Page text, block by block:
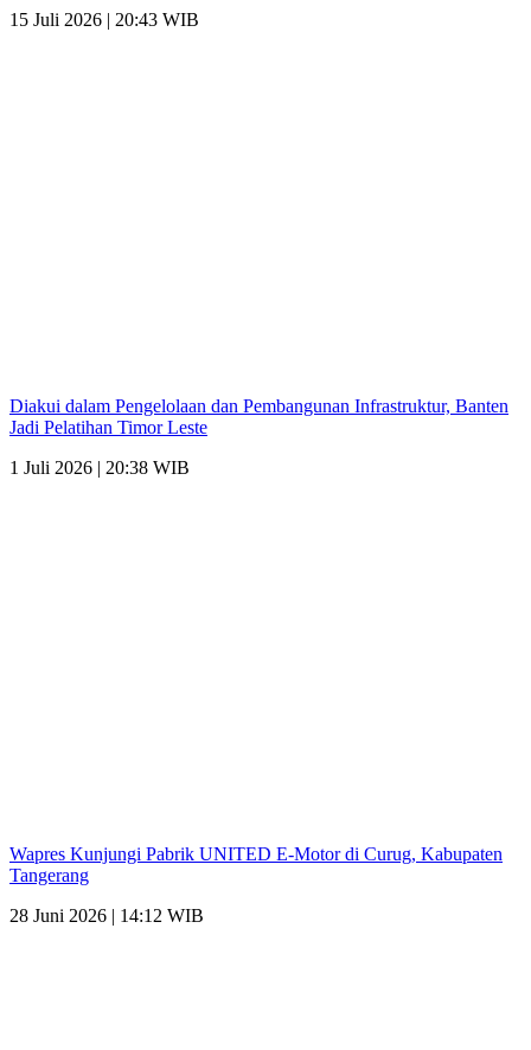
15 Juli 2026 | 20:43 WIB
Diakui dalam Pengelolaan dan Pembangunan Infrastruktur, Banten
Jadi Pelatihan Timor Leste
1 Juli 2026 | 20:38 WIB
Wapres Kunjungi Pabrik UNITED E-Motor di Curug, Kabupaten
Tangerang
28 Juni 2026 | 14:12 WIB